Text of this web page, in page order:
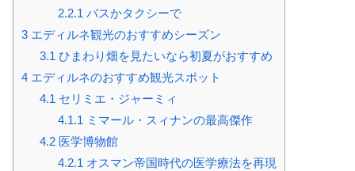
2.2.1 バスかタクシーで
3 エディルネ観光のおすすめシーズン
3.1 ひまわり畑を見たいなら初夏がおすすめ
4 エディルネのおすすめ観光スポット
4.1 セリミエ・ジャーミィ
4.1.1 ミマール・スィナンの最高傑作
4.2医学博物館
4.2.1 オスマン帝国時代の医学療法を再現